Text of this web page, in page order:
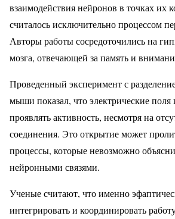
взаимодействия нейронов в точках их
считалось исключительно процессом
Авторы работы сосредоточились на
мозга, отвечающей за память и
Проведенный эксперимент с
мыши показал, что электрические
проявлять активность, несмотря на
соединения. Это открытие может
процессы, которые невозможно
нейронными связями.
Ученые считают, что именно
интегрировать и координировать